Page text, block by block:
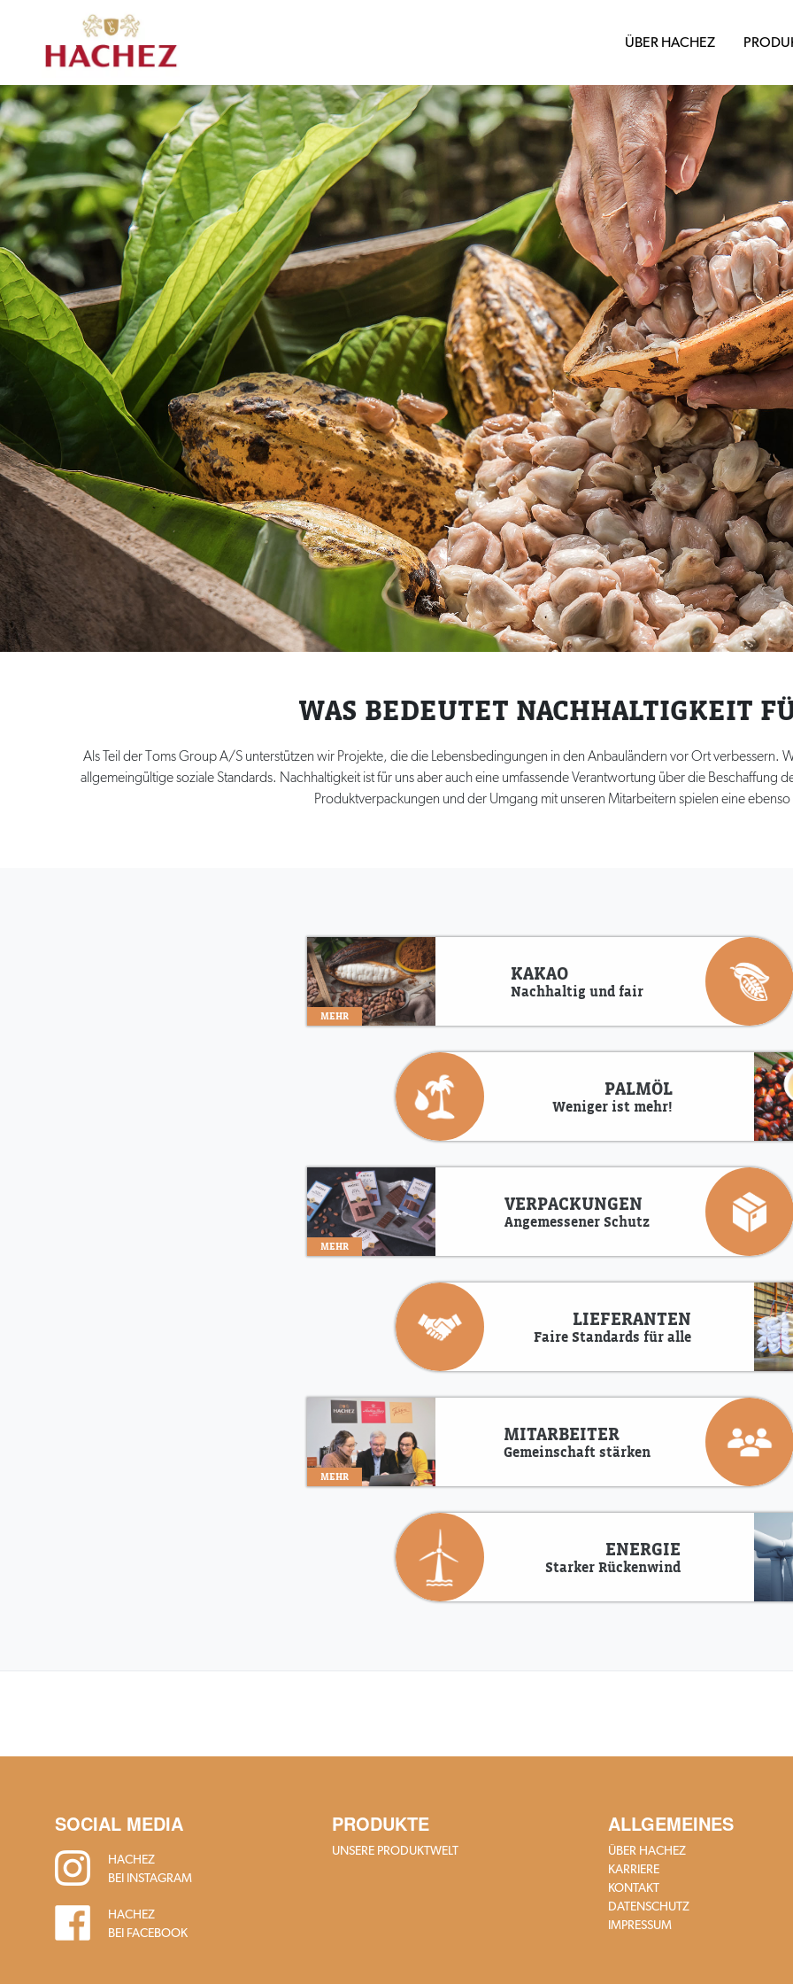
ÜBER HACHEZ
WAS BEDEUTET NACHHALTIGKEIT
Als Teil der Toms Group A/S unterstützen wir Projekte, die die Lebensbedingungen in den Anbauländern vor Ort verbessern.
allgemeingültige soziale Standards. Nachhaltigkeit ist für uns aber auch eine umfassende Verantwortung über die
Produktverpackungen und der Umgang mit unseren Mitarbeitern spielen eine
MEHR
KAKAO
Nachhaltig und fair
PALMÖL
Weniger ist mehr!
MEHR
VERPACKUNGEN
Angemessener Schutz
LIEFERANTEN
Faire Standards für alle
MEHR
MITARBEITER
Gemeinschaft stärken
ENERGIE
Starker Rückenwind
SOCIAL MEDIA
HACHEZ
BEI INSTAGRAM
HACHEZ
BEI FACEBOOK
PRODUKTE
UNSERE PRODUKTWELT
ALLGEMEINES
ÜBER HACHEZ
KARRIERE
KONTAKT
DATENSCHUTZ
IMPRESSUM